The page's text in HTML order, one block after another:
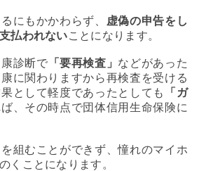
にもかかわらず、 虚偽の申告をし
払われないことになります。
診断で 「要再検査」 などがあった
に関わりますから再検査を受ける
として軽度であったとしても
「ガ
、その時点で団体信用生命保険に
組むことができず、憧れのマイホ
くことになります。